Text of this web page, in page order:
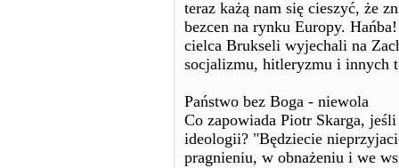
teraz każą nam się cieszyć, że
bezcen na rynku Europy.
cielca Brukseli wyjechali na
socjalizmu, hitleryzmu i innych
Państwo bez Boga - niewola
Co zapowiada Piotr Skarga,
ideologii? "Będziecie
pragnieniu, w obnażeniu i we